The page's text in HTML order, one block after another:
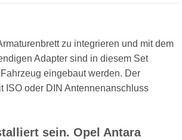
zu integrieren und mit dem
Adapter sind in diesem Set
eingebaut werden. Der
ISO oder DIN Antennenanschluss
sein. Opel Antara